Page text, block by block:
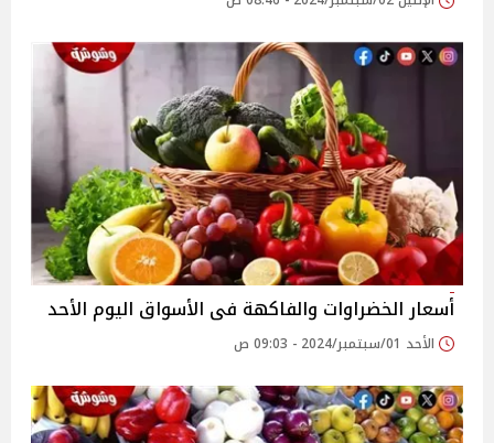
أسعار الخضراوات والفاكهة فى الأسواق‎‎ اليوم الأحد
الأحد 01/سبتمبر/2024 - 09:03 ص